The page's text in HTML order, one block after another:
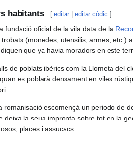
habitants [ editar |editar còdic ]
fundació oficial de la vila data de la
(monedes, utensilis, armes, etc.)
que ya havia moradors en este
de poblats ibèrics com la Llometa del
es poblarà densament en viles
romanisació escomençà un periodo de
deixa la seua impronta sobre tot en la
places i assucacs.